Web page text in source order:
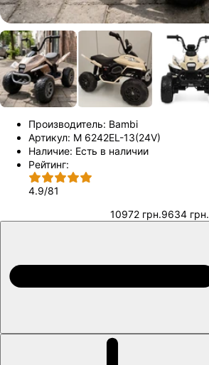
Производитель: Bambi
Артикул: M 6242EL-13(24V)
Наличие: Есть в наличии
Рейтинг:
4.9/81
10972 грн.9634 грн.